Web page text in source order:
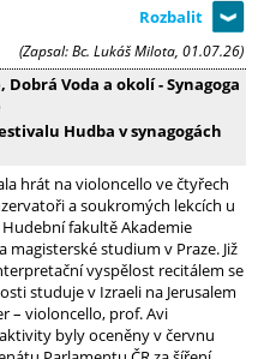
(Zapsal: Bc. Lukáš Milota, 01.07.26)
Voda a okolí - Synagoga
Hudba v synagogách
hrát na violoncello ve čtyřech
a soukromých lekcích u
fakultě Akademie
studium v Praze. Již
vyspělost recitálem se
studuje v Izraeli na Jerusalem
– violoncello, prof. Avi
byly oceněny v červnu